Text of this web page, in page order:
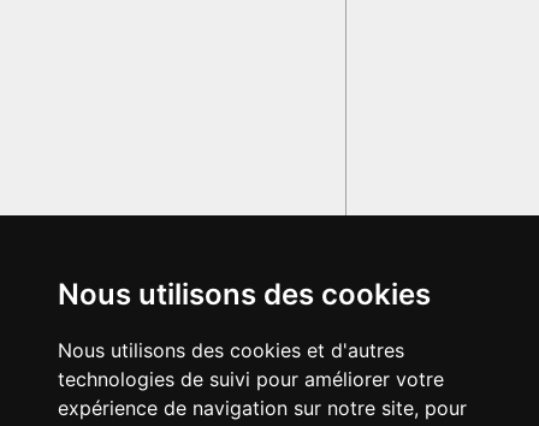
Nous utilisons des cookies
Nous utilisons des cookies et d'autres
technologies de suivi pour améliorer votre
expérience de navigation sur notre site, pour